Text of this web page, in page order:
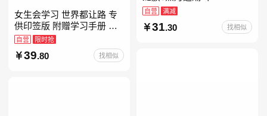
自营 满减
31 .30 找相似
女生会学习 世界都让路 专
供印签版 附赠学习手册 创
意明信片 试听课和资料包
自营 限时抢
39.80 找相似